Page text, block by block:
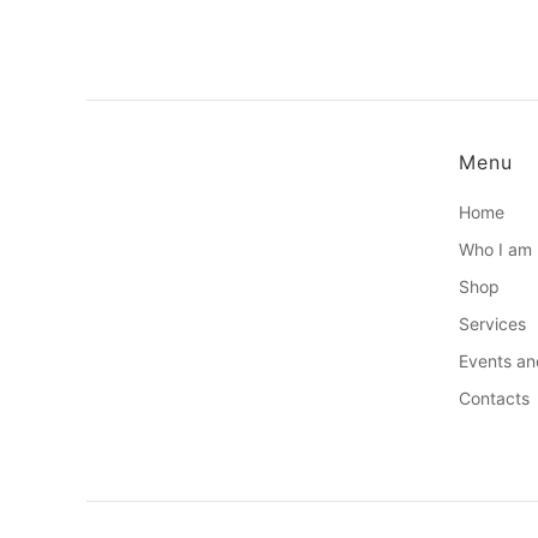
Menu
Home
Who I am
Shop
Services
Events
Contacts